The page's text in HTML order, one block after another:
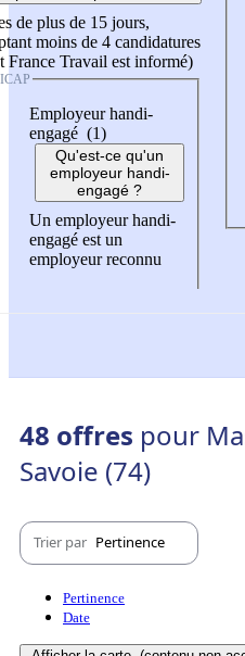
de plus de 15 jours,
moins de 4 candidatures
France Travail est informé)
Employeur handi-
engagé (1)
Qu'est-ce qu'un
employeur handi-
engagé ?
Un employeur handi-
engagé est un
employeur reconnu
48 offres pour
Savoie (74)
Trier par Pertinence
Pertinence
Date